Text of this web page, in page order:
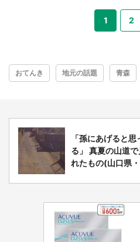
1 2
おてんき 地元の話題 青森
「孫にあげると
る」 真夏の山道
れたもの(山口県